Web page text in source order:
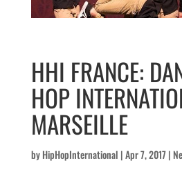
HHI FRANCE:
HOP
MARSEILLE
byHipHopInternational |Apr 7, 2017|